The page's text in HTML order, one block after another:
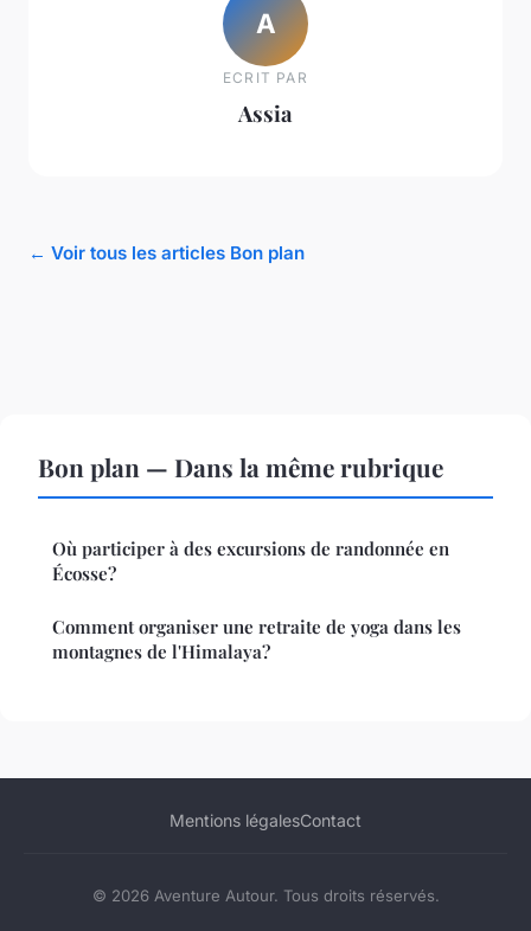
A
ECRIT PAR
Assia
← Voir tous les articles Bon plan
Bon plan — Dans la même rubrique
Où participer à des excursions de randonnée en
Écosse?
Comment organiser une retraite de yoga dans les
montagnes de l'Himalaya?
Mentions légalesContact
© 2026 Aventure Autour. Tous droits réservés.